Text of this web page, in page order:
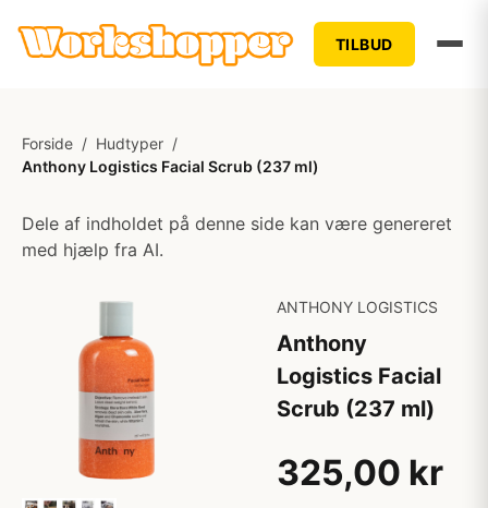
TILBUD
Forside / Hudtyper /
Anthony Logistics Facial Scrub (237 ml)
Dele af indholdet på denne side kan være genereret
med hjælp fra AI.
ANTHONY LOGISTICS
Anthony
Logistics Facial
Scrub (237 ml)
325,00 kr